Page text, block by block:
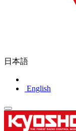
日本語
English